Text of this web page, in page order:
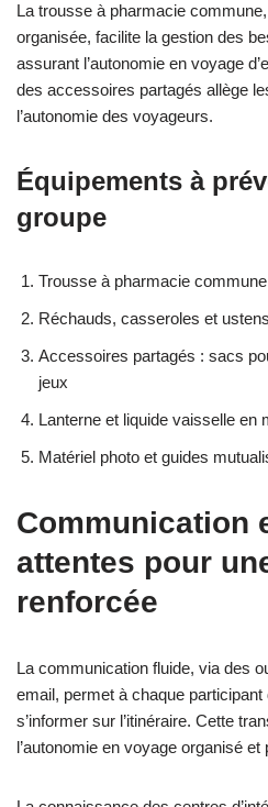
La trousse à pharmacie
organisée, facilite la gestion des
assurant l’autonomie en voyage
des accessoires partagés allège
l’autonomie des voyageurs.
Équipements à
groupe
Trousse à pharmacie
Réchauds, casseroles et
Accessoires partagés : sacs
jeux
Lanterne et liquide vaisselle en
Matériel photo et guides
Communication
attentes pour
renforcée
La communication fluide, via des
email, permet à chaque
s’informer sur l’itinéraire. Cette
l’autonomie en voyage organisé